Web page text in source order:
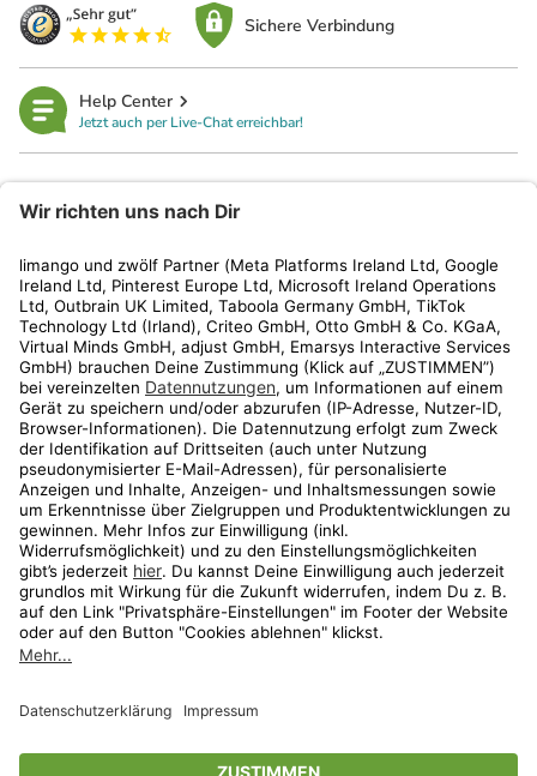
Sichere Verbindung
Help Center
Jetzt auch per Live-Chat erreichbar!
Kundenservice
Shop
Aktionen
Travel